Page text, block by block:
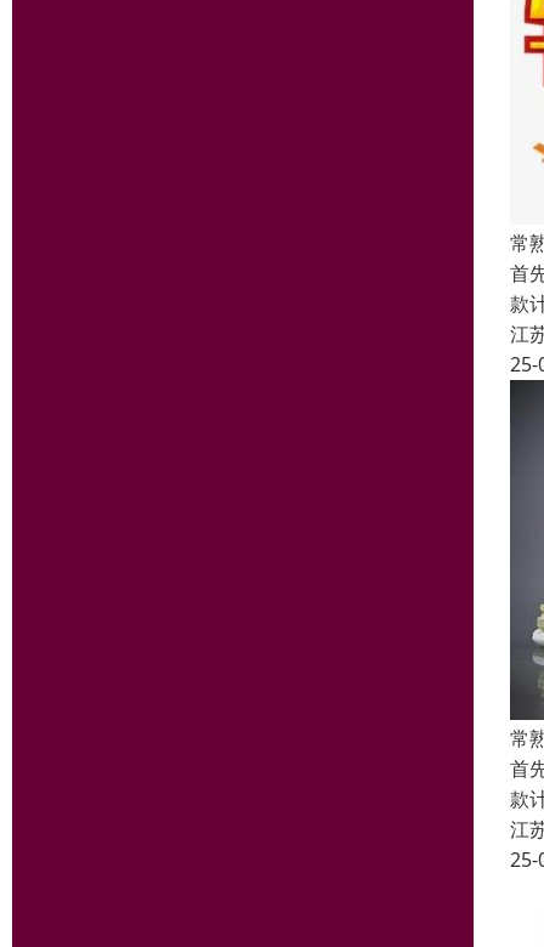
常
首
款
江
25-
常
首
款
江
25-